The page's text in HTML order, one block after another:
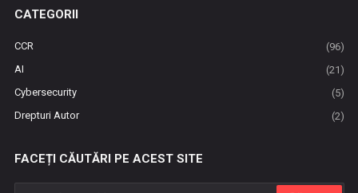
CATEGORII
CCR
(96)
AI
(21)
Cybersecurity
(5)
Drepturi Autor
(2)
FACEȚI CĂUTĂRI PE ACEST SITE